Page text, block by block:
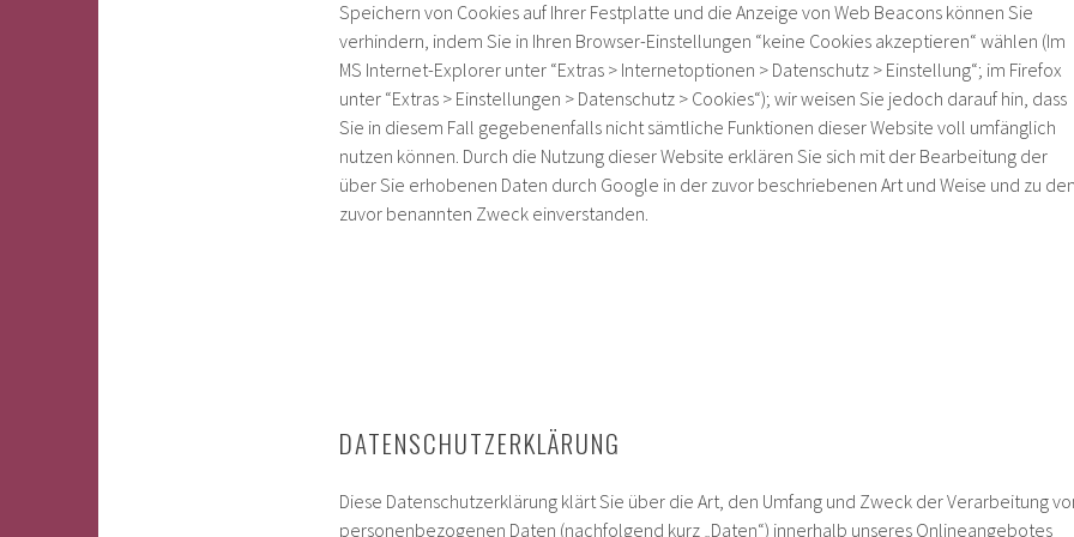
Speichern von Cookies auf Ihrer Festplatte und die Anzeige von Web Beacons können Sie
verhindern, indem Sie in Ihren Browser-Einstellungen “keine Cookies akzeptieren“ wählen (Im
MS Internet-Explorer unter “Extras > Internetoptionen > Datenschutz > Einstellung“; im Firefox
unter “Extras > Einstellungen > Datenschutz > Cookies“); wir weisen Sie jedoch darauf hin, dass
Sie in diesem Fall gegebenenfalls nicht sämtliche Funktionen dieser Website voll umfänglich
nutzen können. Durch die Nutzung dieser Website erklären Sie sich mit der Bearbeitung der
über Sie erhobenen Daten durch Google in der zuvor beschriebenen Art und Weise und zu
zuvor benannten Zweck einverstanden.
DATENSCHUTZERKLÄRUNG
Diese Datenschutzerklärung klärt Sie über die Art, den Umfang und Zweck der Verarbeitung
personenbezogenen Daten (nachfolgend kurz „Daten“) innerhalb unseres Onlineangebotes